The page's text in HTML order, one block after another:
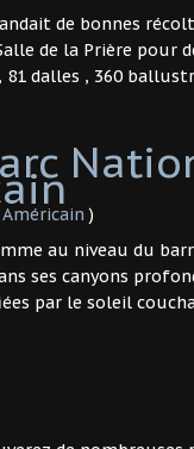
de bonnes
de la Prière pour
dalles , 360
)
au niveau du
ses canyons
par le soleil